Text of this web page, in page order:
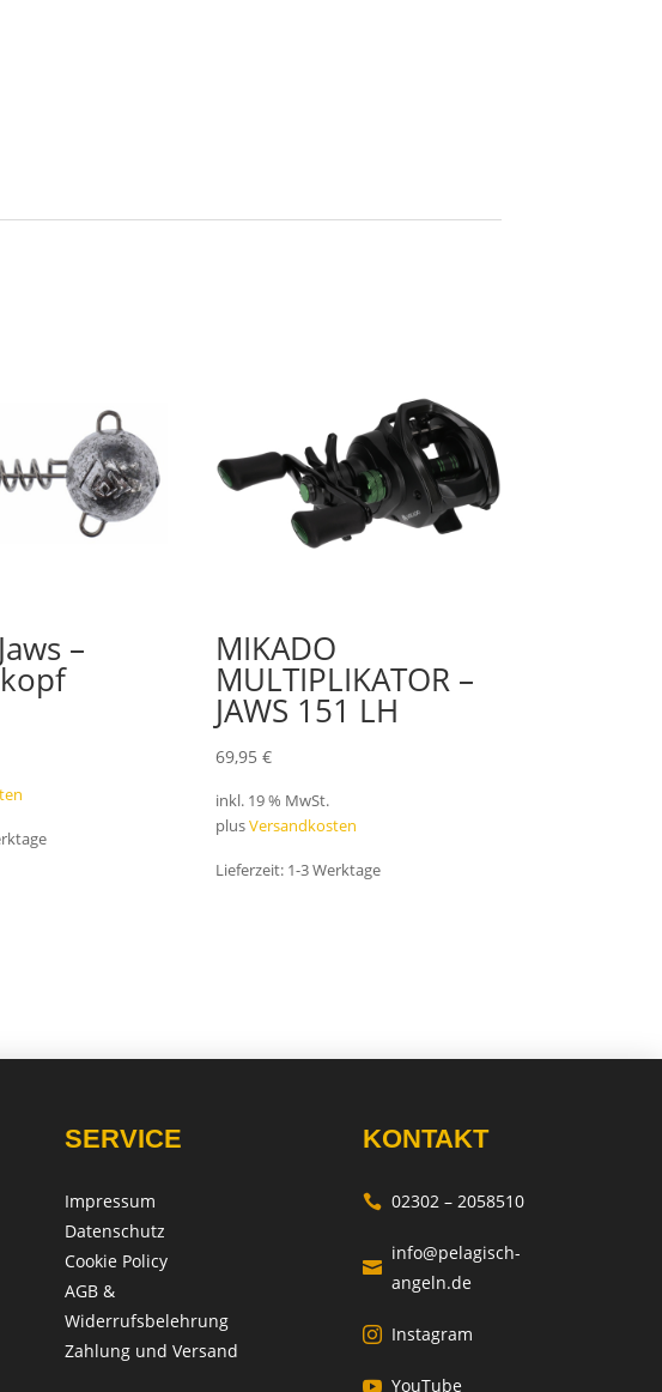
– MIKADO
MULTIPLIKATOR –
JAWS 151 LH
69,95€
inkl. 19 % MwSt.
plusVersandkosten
Lieferzeit: 1-3 Werktage
SERVICE
Impressum
Datenschutz
Cookie Policy
AGB &
Widerrufsbelehrung
Zahlung und Versand
KONTAKT
 02302 – 2058510

info@pelagisch-
angeln.de
 Instagram
 YouTube